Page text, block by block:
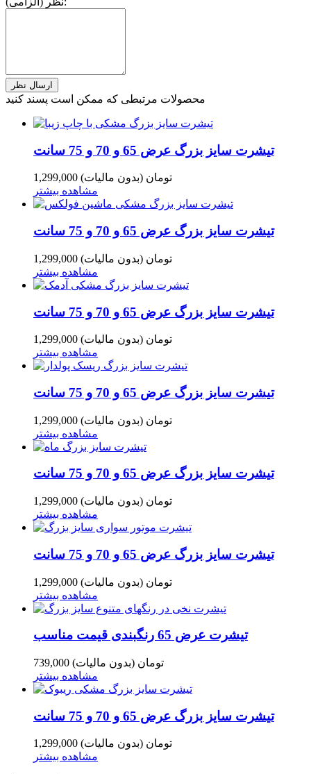
محصولات مرتبطی که ممکن است پسند کنید
تیشرت سایز بزرگ عرض 65 و 70 و 75 سانت
1,299,000 تومان (بدون مالیات)
مشاهده بیشتر
تیشرت سایز بزرگ عرض 65 و 70 و 75 سانت
1,299,000 تومان (بدون مالیات)
مشاهده بیشتر
تیشرت سایز بزرگ عرض 65 و 70 و 75 سانت
1,299,000 تومان (بدون مالیات)
مشاهده بیشتر
تیشرت سایز بزرگ عرض 65 و 70 و 75 سانت
1,299,000 تومان (بدون مالیات)
مشاهده بیشتر
تیشرت سایز بزرگ عرض 65 و 70 و 75 سانت
1,299,000 تومان (بدون مالیات)
مشاهده بیشتر
تیشرت سایز بزرگ عرض 65 و 70 و 75 سانت
1,299,000 تومان (بدون مالیات)
مشاهده بیشتر
تیشرت عرض 65 رنگبندی قیمت مناسب
739,000 تومان (بدون مالیات)
مشاهده بیشتر
تیشرت سایز بزرگ عرض 65 و 70 و 75 سانت
1,299,000 تومان (بدون مالیات)
مشاهده بیشتر